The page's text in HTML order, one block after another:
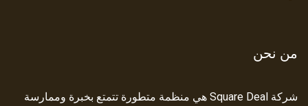
من نحن
شركة Square Deal هي منظمة متطورة تتمتع بخبرة وممارسة